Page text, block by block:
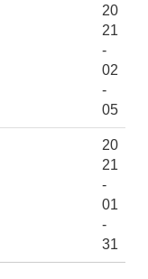
20
21
-
02
-
05
20
21
-
01
-
31